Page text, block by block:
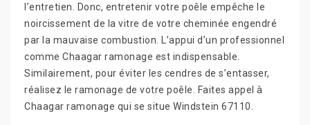
l’entretien. Donc, entretenir votre poêle empêche le
noircissement de la vitre de votre cheminée engendré
par la mauvaise combustion. L’appui d’un professionnel
comme Chaagar ramonage est indispensable.
Similairement, pour éviter les cendres de s’entasser,
réalisez le ramonage de votre poêle. Faites appel à
Chaagar ramonage qui se situe Windstein 67110.